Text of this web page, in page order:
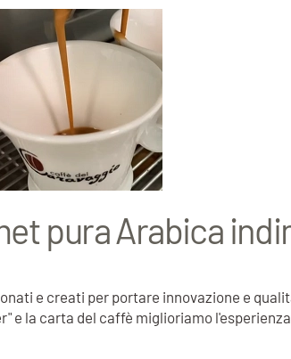
pura Arabica
e creati per portare innovazione e
e la carta del caffè miglioriamo